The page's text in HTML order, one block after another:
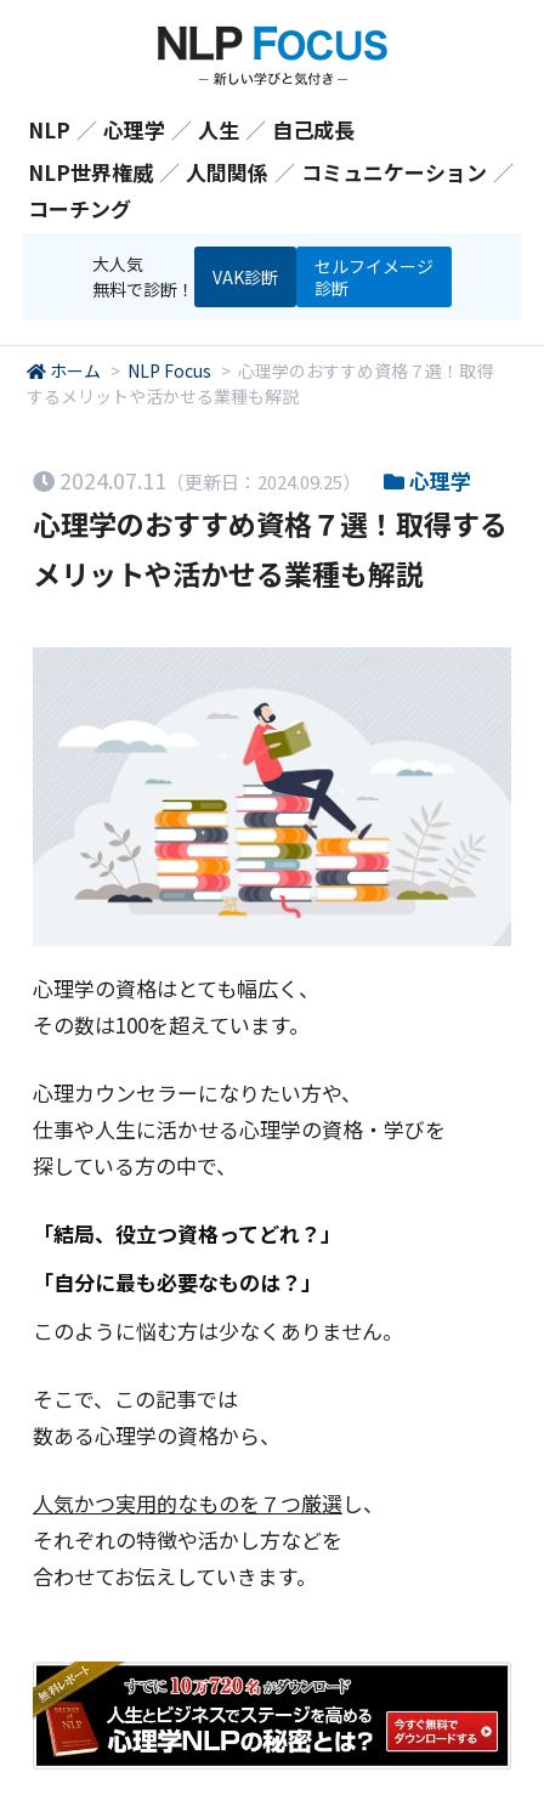
NLP ／ 心理学 ／ 人生 ／ 自己成長
NLP世界権威 ／ 人間関係 ／ コミュニケーション ／
コーチング
大人気
無料で診断！
VAK診断
セルフイメージ
診断
ホーム > NLP Focus >心理学のおすすめ資格７選！取得
するメリットや活かせる業種も解説
2024.07.11 （更新日：2024.09.25） 心理学
心理学のおすすめ資格７選！取得する
メリットや活かせる業種も解説
心理学の資格はとても幅広く、
その数は100を超えています。
心理カウンセラーになりたい方や、
仕事や人生に活かせる心理学の資格・学びを
探している方の中で、
「結局、役立つ資格ってどれ？」
「自分に最も必要なものは？」
このように悩む方は少なくありません。
そこで、この記事では
数ある心理学の資格から、
人気かつ実用的なものを７つ厳選し、
それぞれの特徴や活かし方などを
合わせてお伝えしていきます。